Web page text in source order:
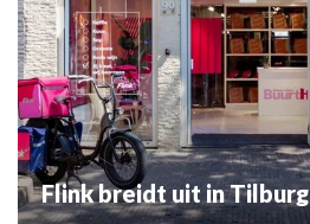
Flink breidt uit in Tilburg